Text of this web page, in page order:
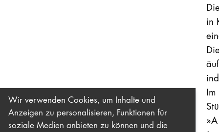
in
Wir verwenden Cookies, um Inhalte und
Anzeigen zu personalisieren, Funktionen für
soziale Medien anbieten zu können und die